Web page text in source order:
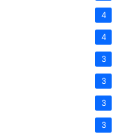
4
4
3
3
3
3